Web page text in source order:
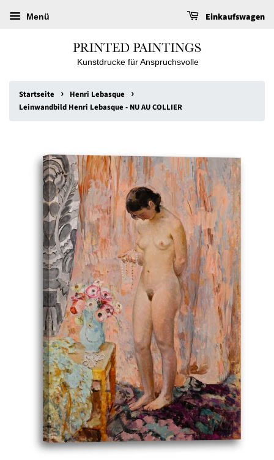
Menü Einkaufswagen
Kunstdrucke für Anspruchsvolle
Startseite › Henri Lebasque ›
Leinwandbild Henri Lebasque - NU AU COLLIER